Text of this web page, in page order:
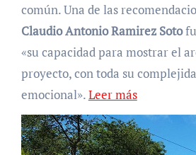
común. Una de las
Claudio Antonio Ramirez Soto
«su capacidad para mostrar el
proyecto, con toda su
emocional».Leer más